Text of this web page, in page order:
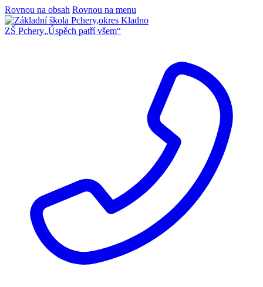
Rovnou na obsah Rovnou na menu
ZŠ Pchery„Úspěch patří všem“